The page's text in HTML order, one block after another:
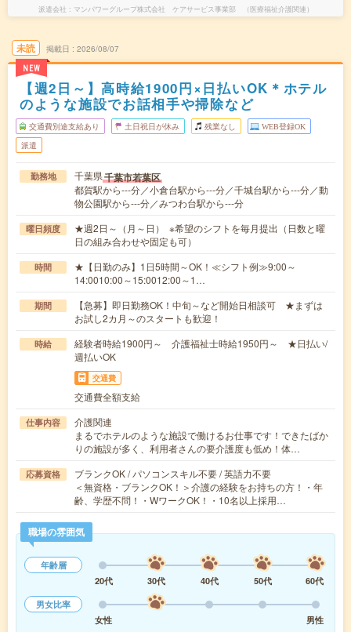
派遣会社 マンパワーグループ株式会社 ケアサービス事業部 （医療福祉介護関連）
未読
NEW
掲載日 2026/08/07
【週2日～】高時給1900円×日払いOK＊ホテル
のような施設でお話相手や掃除など
交通費別途支給あり 土日祝日が休み 残業なし WEB登録OK
派遣
勤務地 千葉県千葉市若葉区
都賀駅から---分／小倉台駅から---分／千城台駅から---分／動
物公園駅から---分／みつわ台駅から---分
曜日頻度
★週2日～（月～日） ※希望のシフトを毎月提出（日数と曜
日の組み合わせや固定も可）
時間
★【日勤のみ】1日5時間～OK！≪シフト例≫9:00～
14:0010:00～15:0012:00～1…
期間
【急募】即日勤務OK！中旬～など開始日相談可 ★まずは
お試し2カ月～のスタートも歓迎！
時給
経験者時給1900円～ 介護福祉士時給1950円～ ★日払い/
週払いOK
交通費
交通費全額支給
仕事内容
介護関連
まるでホテルのような施設で働けるお仕事です！できたばか
りの施設が多く、利用者さんの要介護度も低め！体…
応募資格
ブランクOK / パソコンスキル不要 / 英語力不要
＜無資格・ブランクOK！＞介護の経験をお持ちの方！・年
齢、学歴不問！・WワークOK！・10名以上採用…
職場の雰囲気
年齢層
20代
30代 40代 50代
60代
男女比率
女性
男性